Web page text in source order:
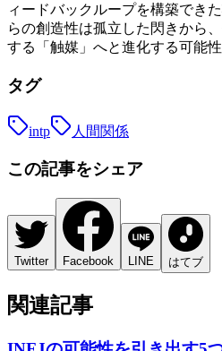
ィードバックループを構築でき
らの創造性は孤立した閃きから
する「触媒」へと進化する可能性
タグ
intp 人間関係
この記事をシェア
Twitter Facebook LINE はてブ
関連記事